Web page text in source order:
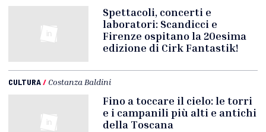
Spettacoli, concerti e
laboratori: Scandicci e
Firenze ospitano la 20esima
edizione di Cirk Fantastik!
CULTURA/ Costanza Baldini
Fino a toccare il cielo: le torri
e i campanili più alti e antichi
della Toscana